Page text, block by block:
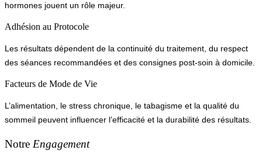
hormones jouent un rôle majeur.
Adhésion au Protocole
Les résultats dépendent de la continuité du traitement, du respect
des séances recommandées et des consignes post-soin à domicile.
Facteurs de Mode de Vie
L’alimentation, le stress chronique, le tabagisme et la qualité du
sommeil peuvent influencer l’efficacité et la durabilité des résultats.
Notre Engagement